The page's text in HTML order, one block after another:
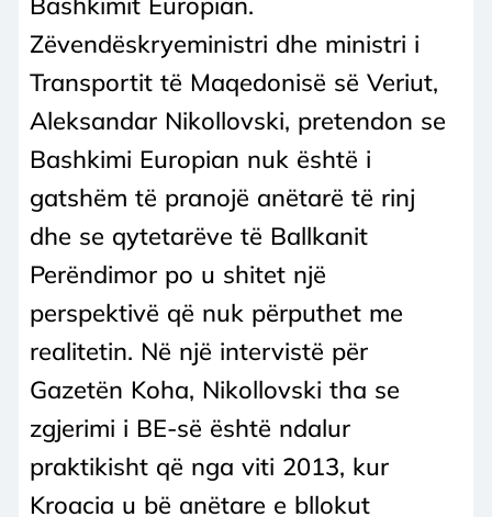
Zëvendëskryeministri dhe ministri i
Transportit të Maqedonisë së Veriut,
Aleksandar Nikollovski, pretendon se
Bashkimi Europian nuk është i
gatshëm të pranojë anëtarë të rinj
dhe se qytetarëve të Ballkanit
Perëndimor po u shitet një
perspektivë që nuk përputhet me
realitetin. Në një intervistë për
Gazetën Koha, Nikollovski tha se
zgjerimi i BE-së është ndalur
praktikisht që nga viti 2013, kur
Kroacia u bë anëtare e bllokut